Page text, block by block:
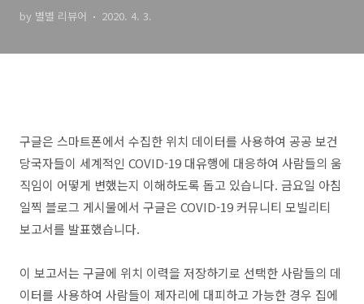
by 별별 리뷰어 2020. 4. 3.
구글은 스마트폰에서 수집한 위치 데이터를 사용하여 공공 보건
당국자들이 세계적인 COVID-19 대유행에 대응하여 사람들의 움
직임이 어떻게 변했는지 이해하도록 돕고 있습니다. 금요일 아침
일찍 블로그 게시물에서 구글은 COVID-19 커뮤니티 모빌리티
보고서를 발표했습니다.
이 보고서는 구글에 위치 이력을 저장하기로 선택한 사람들의 데
이터를 사용하여 사람들이 제자리에 대피하고 가능한 경우 집에